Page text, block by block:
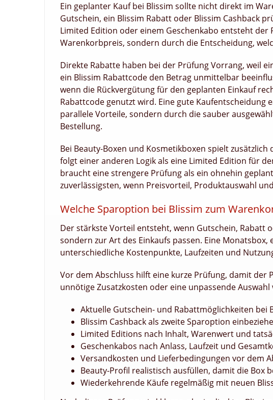
Ein geplanter Kauf bei Blissim sollte nicht direkt im
Gutschein, ein Blissim Rabatt oder Blissim Cashback
Limited Edition oder einem Geschenkabo entsteht
Warenkorbpreis, sondern durch die Entscheidung,
Direkte Rabatte haben bei der Prüfung Vorrang, weil
ein Blissim Rabattcode den Betrag unmittelbar
wenn die Rückvergütung für den geplanten Einkauf
Rabattcode genutzt wird. Eine gute
parallele Vorteile, sondern durch die sauber
Bestellung.
Bei Beauty-Boxen und Kosmetikboxen spielt zusätzlich
folgt einer anderen Logik als eine Limited Edition für
braucht eine strengere Prüfung als ein ohnehin
zuverlässigsten, wenn Preisvorteil, Produktauswahl
Welche Sparoption bei Blissim zum
Der stärkste Vorteil entsteht, wenn Gutschein, Rabatt
sondern zur Art des Einkaufs passen. Eine
unterschiedliche Kostenpunkte, Laufzeiten und
Vor dem Abschluss hilft eine kurze Prüfung, damit
unnötige Zusatzkosten oder eine unpassende
Aktuelle Gutschein- und Rabattmöglichkeiten bei
Blissim Cashback als zweite Sparoption
Limited Editions nach Inhalt, Warenwert und
Geschenkabos nach Anlass, Laufzeit und
Versandkosten und Lieferbedingungen vor dem
Beauty-Profil realistisch ausfüllen, damit die Box
Wiederkehrende Käufe regelmäßig mit neuen